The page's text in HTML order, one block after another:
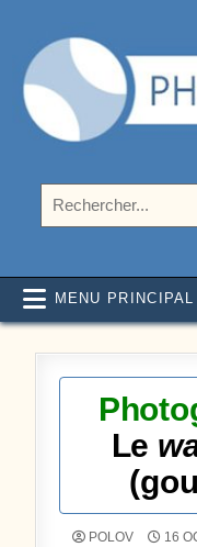
Photoshoplus
MENU PRINCIPAL
Le
POLOV 16